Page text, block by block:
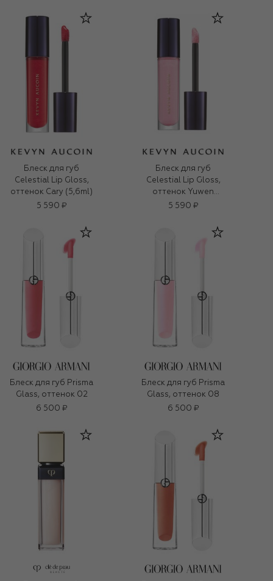
Блеск для губ
Celestial Lip Gloss,
оттенок Cary (5,6ml)
5 590 ₽
Блеск для губ
Celestial Lip Gloss,
оттенок Yuwen
(5,6ml)
5 590 ₽
Блеск для губ Prisma
Glass, оттенок 02
6 500 ₽
Блеск для губ Prisma
Glass, оттенок 08
6 500 ₽